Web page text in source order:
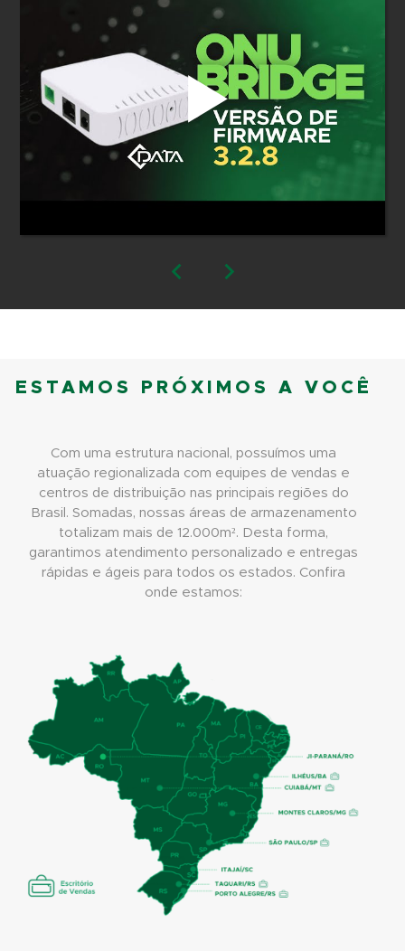
ESTAMOS PRÓXIMOS A VOCÊ
Com uma estrutura nacional, possuímos uma
atuação regionalizada com equipes de vendas e
centros de distribuição nas principais regiões do
Brasil. Somadas, nossas áreas de armazenamento
totalizam mais de 12.000m². Desta forma,
garantimos atendimento personalizado e entregas
rápidas e ágeis para todos os estados. Confira
onde estamos: